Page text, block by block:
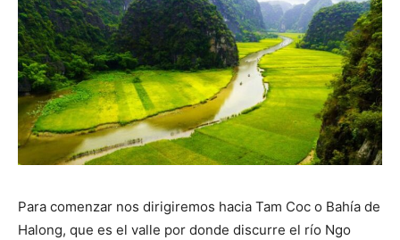
Para comenzar nos dirigiremos hacia Tam Coc o Bahía de
Halong, que es el valle por donde discurre el río Ngo